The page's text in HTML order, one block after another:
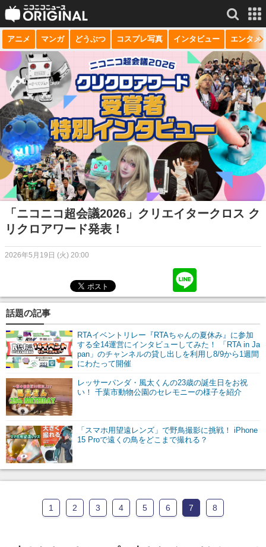
サービス一覧 もっと見る
niconico
動画
生放送
ニュース
チャンネル
マンガ
アニメ マンガ どうぶつ コスプレ写真 インタビュー エンタメ
「ニコニコ超会議2026」クリエイタークロス ク
リクロアワード発表！
2026年5月19日 (火) 20:00
話題の記事
RTAイベントリレー『RTAちゃんの夏休み』に参加
する全14運営にインタビューしてみた！ 「RTA in Ja
pan」のチャンネルの貸し出しを利用し8/9から1週間
にわたって開催
レッサーパンダ・風太くんの23歳の誕生日をお祝
い！ 千葉市動物公園のセレモニーの様子を紹介
「スマホ用望遠レンズ」で野鳥撮影に挑戦！ iPhone
15 Proで遠くの鳥をどこまで撮れる？
1 2 3 4 5 6 7 8